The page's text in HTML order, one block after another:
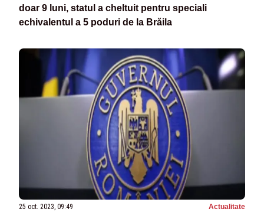
doar 9 luni, statul a cheltuit pentru speciali
echivalentul a 5 poduri de la Brăila
25 oct. 2023, 09:49 Actualitate